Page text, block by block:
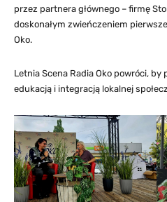
przez partnera głównego – firmę
doskonałym zwieńczeniem
Oko.
Letnia Scena Radia Oko powróci, by
edukacją i integracją lokalnej